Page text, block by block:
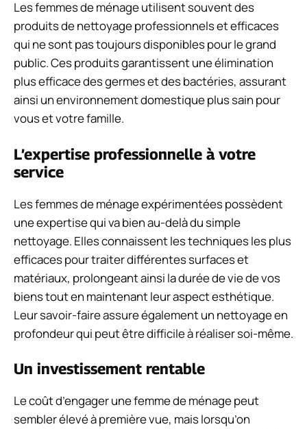
Les femmes de ménage utilisent souvent des
produits de nettoyage professionnels et efficaces
qui ne sont pas toujours disponibles pour le grand
public. Ces produits garantissent une élimination
plus efficace des germes et des bactéries, assurant
ainsi un environnement domestique plus sain pour
vous et votre famille.
L’expertise professionnelle à votre
service
Les femmes de ménage expérimentées possèdent
une expertise qui va bien au-delà du simple
nettoyage. Elles connaissent les techniques les plus
efficaces pour traiter différentes surfaces et
matériaux, prolongeant ainsi la durée de vie de vos
biens tout en maintenant leur aspect esthétique.
Leur savoir-faire assure également un nettoyage en
profondeur qui peut être difficile à réaliser soi-même.
Un investissement rentable
Le coût d’engager une femme de ménage peut
sembler élevé à première vue, mais lorsqu’on